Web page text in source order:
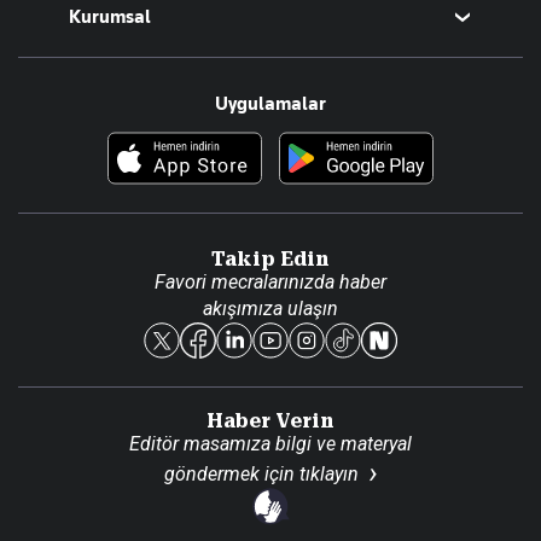
Teknoloji
Resmî Ilanlar
Foto Haber
Kurumsal
Hakkımızda
Künye
Reklam Ver
Uygulamalar
Takip Edin
Favori mecralarınızda haber
akışımıza ulaşın
Haber Verin
Editör masamıza bilgi ve materyal
göndermek için tıklayın